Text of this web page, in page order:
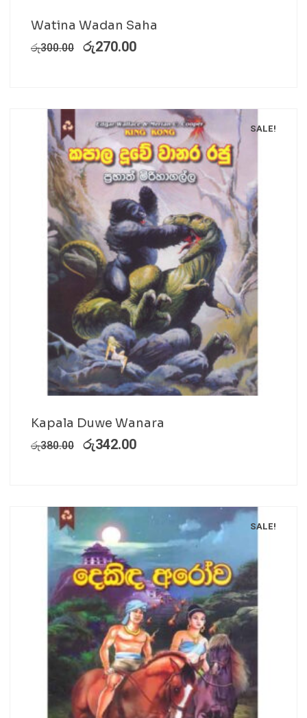
Watina Wadan Saha
රු300.00 රු270.00
SALE!
Kapala Duwe Wanara
රු380.00 රු342.00
SALE!